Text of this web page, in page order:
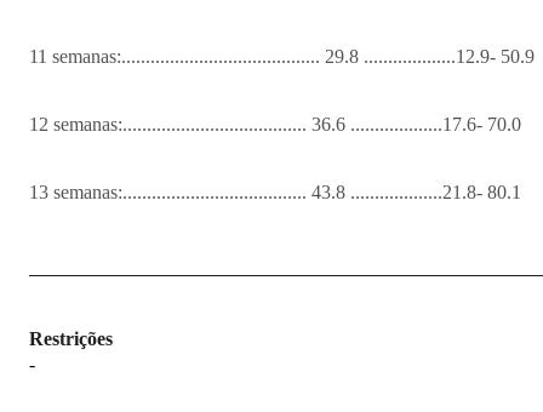
11 semanas:......................................... 29.8 ...................12.9- 50.9
12 semanas:...................................... 36.6 ...................17.6- 70.0
13 semanas:...................................... 43.8 ...................21.8- 80.1
Restrições
-